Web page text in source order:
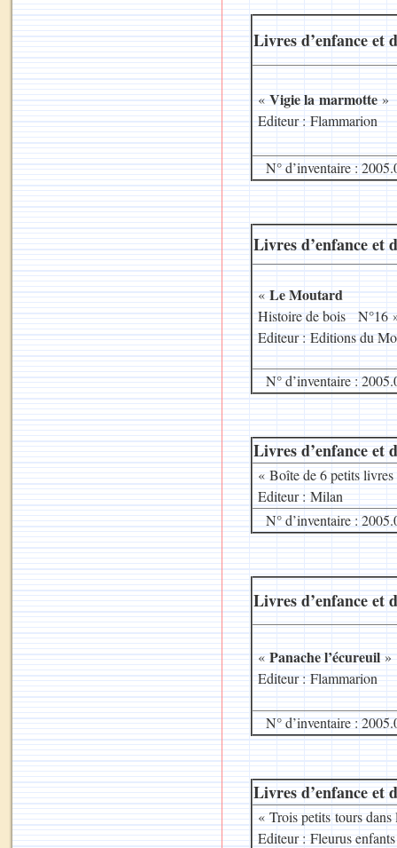
Livres d’enfance et
«Vigie la marmotte»
Editeur : Flammarion
N° d’inventaire :
Livres d’enfance et
«Le Moutard
Histoire de bois N°16
Editeur : Editions du
N° d’inventaire :
Livres d’enfance et
« Boîte de 6 petits livres
Editeur : Milan
N° d’inventaire :
Livres d’enfance et
«Panache l’écureuil»
Editeur : Flammarion
N° d’inventaire :
Livres d’enfance et
« Trois petits tours dans
Editeur : Fleurus enfants